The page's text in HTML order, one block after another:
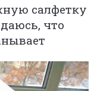
салфетку
что